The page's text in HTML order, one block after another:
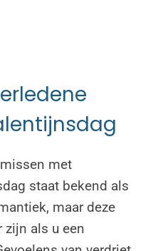
met
staat bekend als
maar deze
zijn als u een